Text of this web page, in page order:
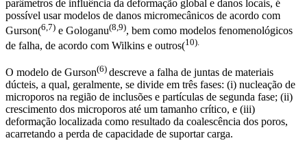
parâmetros de influência da deformação global e danos locais, é
possível usar modelos de danos micromecânicos de acordo com
Gurson(6,7) e Gologanu(8,9), bem como modelos fenomenológicos
de falha, de acordo com Wilkins e outros(10).
O modelo de Gurson(6) descreve a falha de juntas de materiais
dúcteis, a qual, geralmente, se divide em três fases: (i) nucleação de
microporos na região de inclusões e partículas de segunda fase; (ii)
crescimento dos microporos até um tamanho crítico, e (iii)
deformação localizada como resultado da coalescência dos poros,
acarretando a perda de capacidade de suportar carga.